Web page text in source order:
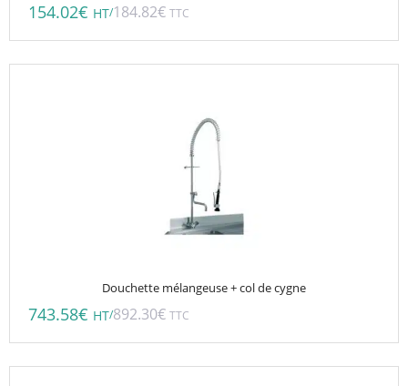
154.02€ HT/184.82€ TTC
Douchette mélangeuse + col de cygne
743.58€ HT/892.30€ TTC